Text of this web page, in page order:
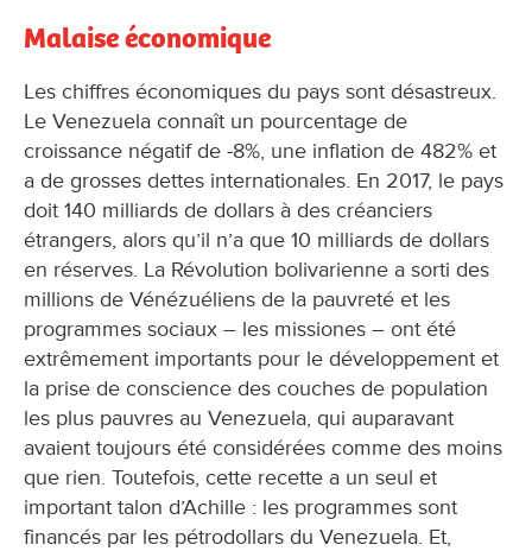
Malaise économique
Les chiffres économiques du pays sont désastreux.
Le Venezuela connaît un pourcentage de
croissance négatif de -8%, une inflation de 482% et
a de grosses dettes internationales. En 2017, le pays
doit 140 milliards de dollars à des créanciers
étrangers, alors qu’il n’a que 10 milliards de dollars
en réserves. La Révolution bolivarienne a sorti des
millions de Vénézuéliens de la pauvreté et les
programmes sociaux – les missiones – ont été
extrêmement importants pour le développement et
la prise de conscience des couches de population
les plus pauvres au Venezuela, qui auparavant
avaient toujours été considérées comme des moins
que rien. Toutefois, cette recette a un seul et
important talon d’Achille : les programmes sont
financés par les pétrodollars du Venezuela. Et,